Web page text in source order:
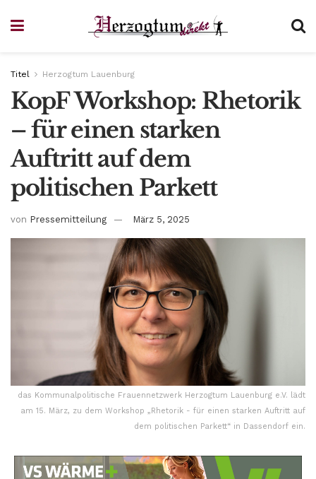
Titel Herzogtum Lauenburg
KopF Workshop: Rhetorik
– für einen starken
Auftritt auf dem
politischen Parkett
von Pressemitteilung März 5, 2025
das Kommunalpolitische Frauennetzwerk Herzogtum Lauenburg e.V. lädt
am 15. März, zu dem Workshop „Rhetorik - für einen starken Auftritt auf
dem politischen Parkett“ in Dassendorf ein.